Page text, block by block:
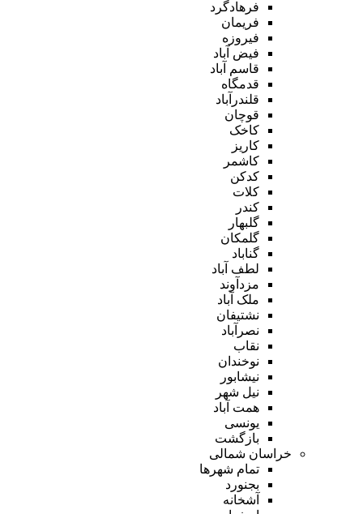
فرهادگرد
فریمان
فیروزه
فیض آباد
قاسم آباد
قدمگاه
قلندرآباد
قوچان
کاخک
کاریز
کاشمر
کدکن
کلات
کندر
گلبهار
گلمکان
گناباد
لطف آباد
مزدآوند
ملک آباد
نشتیفان
نصرآباد
نقاب
نوخندان
نیشابور
نیل شهر
همت آباد
یونسی
بازگشت
خراسان شمالی
تمام شهر‌ها
بجنورد
آشخانه